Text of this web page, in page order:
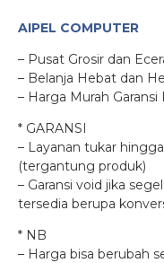
AIPEL COMPUTER
– Pusat Grosir dan
– Belanja Hebat dan
– Harga Murah Garansi
* GARANSI
– Layanan tukar
(tergantung produk)
– Garansi void jika
tersedia berupa
* NB
– Harga bisa berubah